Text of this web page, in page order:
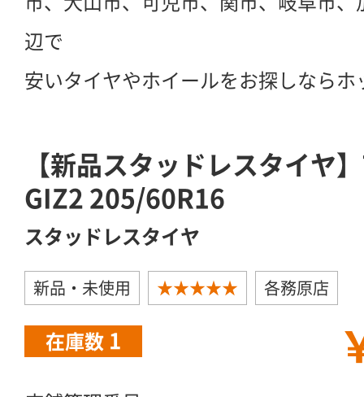
辺で
安いタイヤやホイールをお探しなら
【新品スタッドレスタイヤ
GIZ2 205/60R16
スタッドレスタイヤ
新品・未使用 ★★★★★ 各務原店
在庫数 1